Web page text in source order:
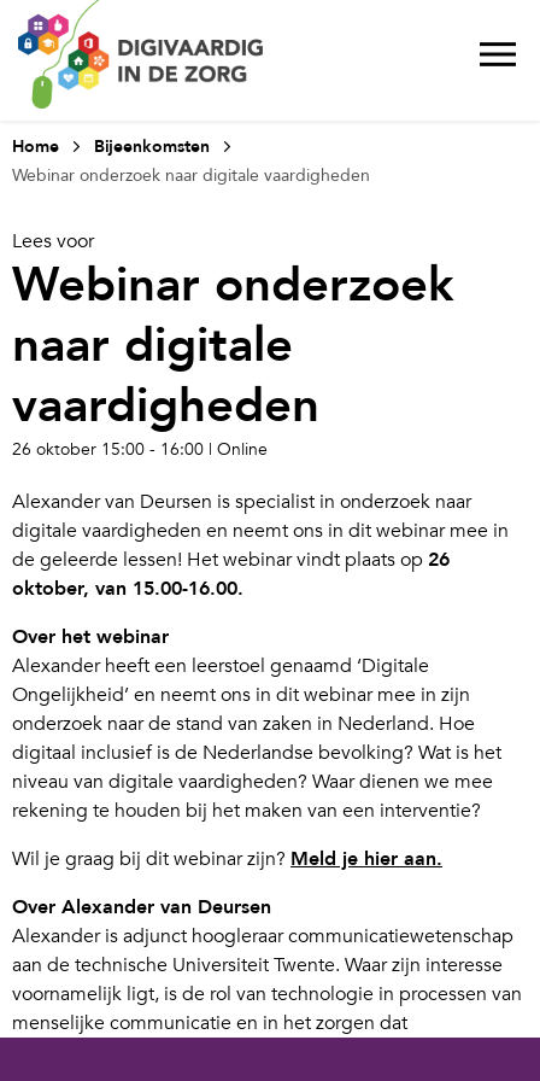
Home
Bijeenkomsten
Webinar onderzoek naar digitale vaardigheden
Lees voor
Webinar onderzoek
naar digitale
vaardigheden
26 oktober 15:00 - 16:00 | Online
Alexander van Deursen is specialist in onderzoek naar
digitale vaardigheden en neemt ons in dit webinar mee in
de geleerde lessen! Het webinar vindt plaats op 26
oktober, van 15.00-16.00.
Over het webinar
Alexander heeft een leerstoel genaamd ‘Digitale
Ongelijkheid’ en neemt ons in dit webinar mee in zijn
onderzoek naar de stand van zaken in Nederland. Hoe
digitaal inclusief is de Nederlandse bevolking? Wat is het
niveau van digitale vaardigheden? Waar dienen we mee
rekening te houden bij het maken van een interventie?
Wil je graag bij dit webinar zijn? Meld je hier aan.
Over Alexander van Deursen
Alexander is adjunct hoogleraar communicatiewetenschap
aan de technische Universiteit Twente. Waar zijn interesse
voornamelijk ligt, is de rol van technologie in processen van
menselijke communicatie en in het zorgen dat